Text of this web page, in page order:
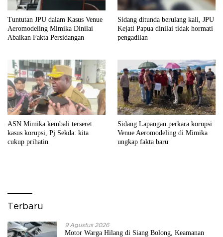
Tuntutan JPU dalam Kasus Venue
Aeromodeling Mimika Dinilai
Abaikan Fakta Persidangan
Sidang ditunda berulang kali, JPU
Kejati Papua dinilai tidak hormati
pengadilan
ASN Mimika kembali terseret
kasus korupsi, Pj Sekda: kita
cukup prihatin
Sidang Lapangan perkara korupsi
Venue Aeromodeling di Mimika
ungkap fakta baru
Terbaru
9 Agustus 2026
Motor Warga Hilang di Siang Bolong, Keamanan